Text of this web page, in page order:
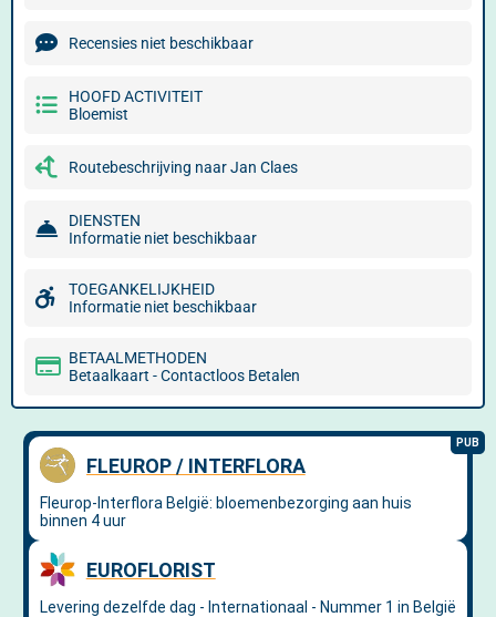
Recensies niet beschikbaar
HOOFD ACTIVITEIT
Bloemist
Routebeschrijving naar Jan Claes
DIENSTEN
Informatie niet beschikbaar
TOEGANKELIJKHEID
Informatie niet beschikbaar
BETAALMETHODEN
Betaalkaart - Contactloos Betalen